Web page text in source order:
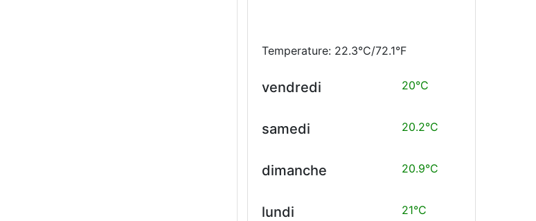
Temperature: 22.3°C/72.1°F
vendredi 20°C
samedi 20.2°C
dimanche 20.9°C
lundi 21°C